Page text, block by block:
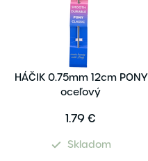
HÁČIK 0.75mm 12cm PONY
oceľový
1.79 €
Skladom